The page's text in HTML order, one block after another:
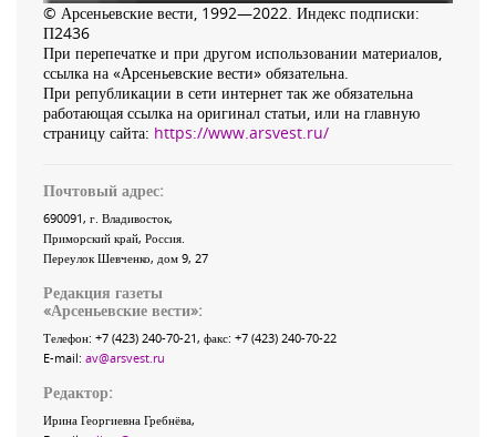
© Арсеньевские вести, 1992—2022. Индекс подписки:
П2436
При перепечатке и при другом использовании материалов,
ссылка на «Арсеньевские вести» обязательна.
При републикации в сети интернет так же обязательна
работающая ссылка на оригинал статьи, или на главную
страницу сайта: https://www.arsvest.ru/
Почтовый адрес:
690091, г. Владивосток,
Приморский край, Россия
Переулок Шевченко, дом 9, 27
Редакция газеты
«Арсеньевские вести»:
Телефон: +7 (423) 240-70-21, факс: +7 (423) 240-70-22
E-mail: av@arsvest.ru
Редактор:
Ирина Георгиевна Гребнёва,